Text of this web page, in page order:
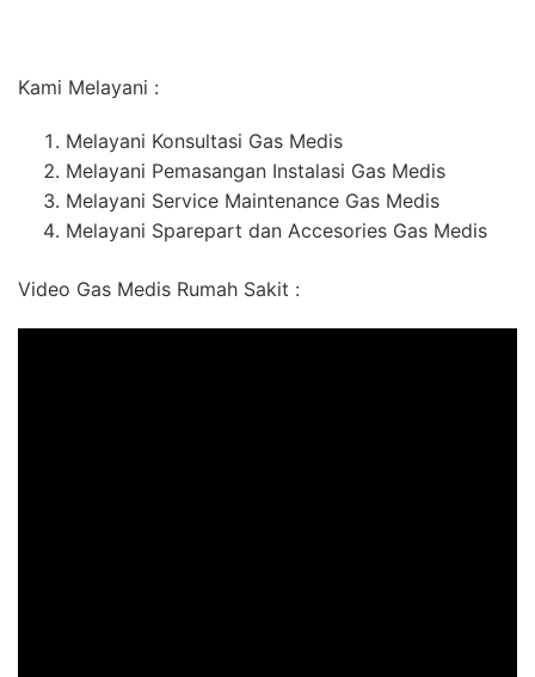
Kami Melayani :
Melayani Konsultasi Gas Medis
Melayani Pemasangan Instalasi Gas Medis
Melayani Service Maintenance Gas Medis
Melayani Sparepart dan Accesories Gas Medis
Video Gas Medis Rumah Sakit :